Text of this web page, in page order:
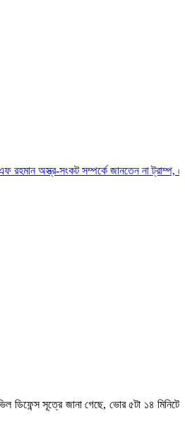
সংকট সম্পর্কে জানতেন না ট্রাম্প, হেগসেথের সঙ্গে
ডিফেন্স সূত্রে জানা গেছে, ভোর ৫টা ১৪ মিনিটে